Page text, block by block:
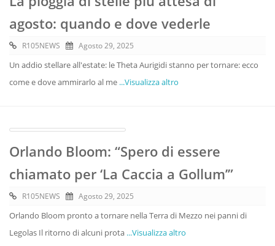
agosto: quando e dove vederle
R105NEWS Agosto 29, 2025
Un addio stellare all'estate: le Theta Aurigidi stanno per tornare: ecco
come e dove ammirarlo al me ...Visualizza altro
Orlando Bloom: “Spero di essere
chiamato per ‘La Caccia a Gollum’”
R105NEWS Agosto 29, 2025
Orlando Bloom pronto a tornare nella Terra di Mezzo nei panni di
Legolas Il ritorno di alcuni prota ...Visualizza altro